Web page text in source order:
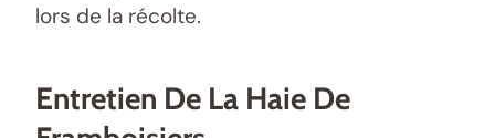
lors de la récolte.
Entretien De La Haie De